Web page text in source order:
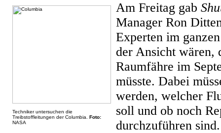
Techniker untersuchen die
Treibstoffleitungen der Columbia. Foto:
NASA
Am Freitag gab
Manager Ron
Experten im
der Ansicht wären,
Raumfähre im
müsste. Dabei
werden, welcher
soll und ob noch
durchzuführen sind.